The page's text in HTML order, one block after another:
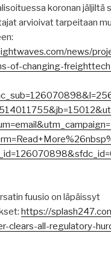
koronan jäljiltä
arvioivat tarpeitaan
news/
of-changing-
fuusio on läpäissyt
https://
clears-all-regulatory-